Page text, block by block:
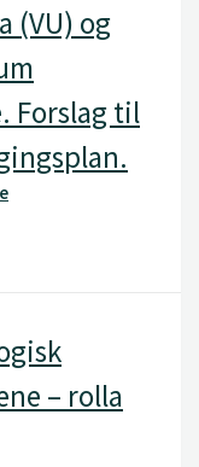
(VU) og
Forslag til
– rolla